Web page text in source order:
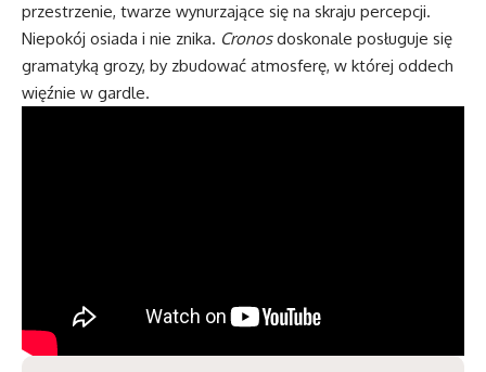
przestrzenie, twarze wynurzające się na skraju percepcji.
Niepokój osiada i nie znika. Cronosdoskonale posługuje się
gramatyką grozy, by zbudować atmosferę, w której oddech
więźnie w gardle.